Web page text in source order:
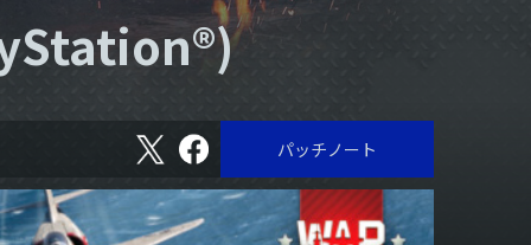
X フ
ェ
ス
ブ
ッ
パッチノート